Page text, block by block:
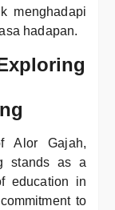
menghadapi
hadapan.
Alor Gajah,
stands as a
education in
to